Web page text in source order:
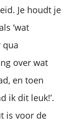
Je houdt je
‘wat
qua
over wat
en toen
ik dit leuk!’.
is voor de